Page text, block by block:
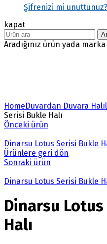
Şifrenizi mi unuttunuz?
kapat
Aradığınız ürün yada marka
HomeDuvardan Duvara
Serisi Bukle Halı
Önceki ürün
Dinarsu Lotus Serisi Bukle
Ürünlere geri dön
Sonraki ürün
Dinarsu Lotus Serisi Bukle
Dinarsu
Halı